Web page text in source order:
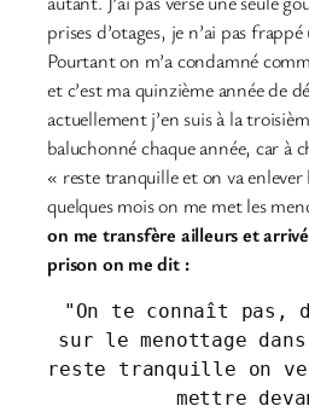
prises d’otages, je n’ai pas
Pourtant on m’a condamné
et c’est ma quinzième année de
actuellement j’en suis à la
baluchonné chaque année, car à
« reste tranquille et on va
quelques mois on me met les
on me transfère ailleurs et
prison on me dit :
"On te connaît pas,
sur le menottage
reste tranquille on
mettre